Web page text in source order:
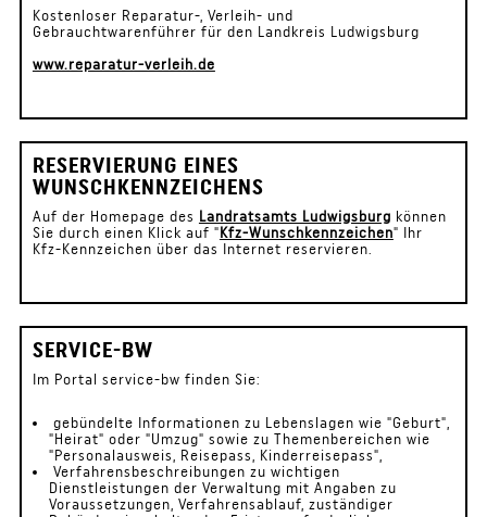
Kostenloser Reparatur-, Verleih- und
Gebrauchtwarenführer für den Landkreis Ludwigsburg
www.reparatur-verleih.de
RESERVIERUNG EINES
WUNSCHKENNZEICHENS
Auf der Homepage des Landratsamts Ludwigsburg können
Sie durch einen Klick auf "Kfz-Wunschkennzeichen" Ihr
Kfz-Kennzeichen über das Internet reservieren.
SERVICE-BW
Im Portal service-bw finden Sie:
gebündelte Informationen zu Lebenslagen wie "Geburt",
"Heirat" oder "Umzug" sowie zu Themenbereichen wie
"Personalausweis, Reisepass, Kinderreisepass",
Verfahrensbeschreibungen zu wichtigen
Dienstleistungen der Verwaltung mit Angaben zu
Voraussetzungen, Verfahrensablauf, zuständiger